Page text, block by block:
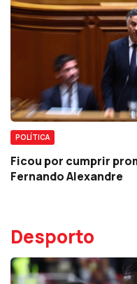
POLÍTICA
Ficou por cumprir
Fernando Alexandre
Desporto